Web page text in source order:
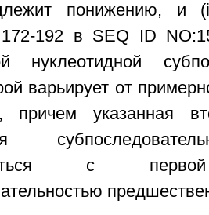
понижению, и
172-192 в SEQ ID
нуклеотидной
варьирует от
причем указанная
с